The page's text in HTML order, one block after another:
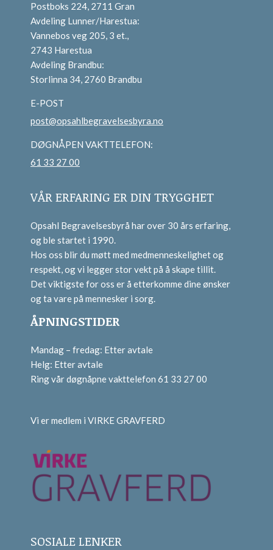
Postboks 224, 2711 Gran
Avdeling Lunner/Harestua:
Vannebos veg 205, 3 et.,
2743 Harestua
Avdeling Brandbu:
Storlinna 34, 2760 Brandbu
E-POST
post@opsahlbegravelsesbyra.no
DØGNÅPEN VAKTTELEFON:
61 33 27 00
VÅR ERFARING ER DIN TRYGGHET
Opsahl Begravelsesbyrå har over 30 års erfaring,
og ble startet i 1990.
Hos oss blir du møtt med medmenneskelighet og
respekt, og vi legger stor vekt på å skape tillit.
Det viktigste for oss er å etterkomme dine ønsker
og ta vare på mennesker i sorg.
ÅPNINGSTIDER
Mandag – fredag: Etter avtale
Helg: Etter avtale
Ring vår døgnåpne vakttelefon 61 33 27 00
Vi er medlem i VIRKE GRAVFERD
SOSIALE LENKER